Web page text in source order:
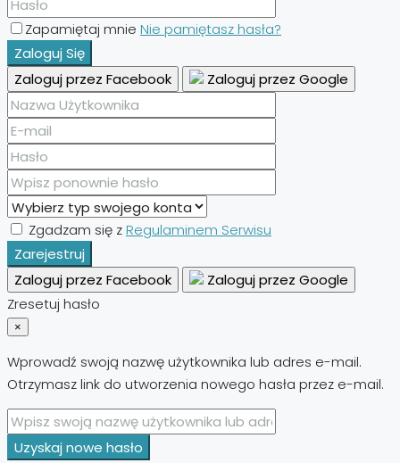
Zapamiętaj mnie Nie pamiętasz hasła?
Zaloguj Się
Zaloguj przez Facebook
Zaloguj przez Google
Zgadzam się zRegulaminem Serwisu
Zarejestruj
Zaloguj przez Facebook
Zaloguj przez Google
Zresetuj hasło
×
Wprowadź swoją nazwę użytkownika lub adres e-mail.
Otrzymasz link do utworzenia nowego hasła przez e-mail.
Uzyskaj nowe hasło